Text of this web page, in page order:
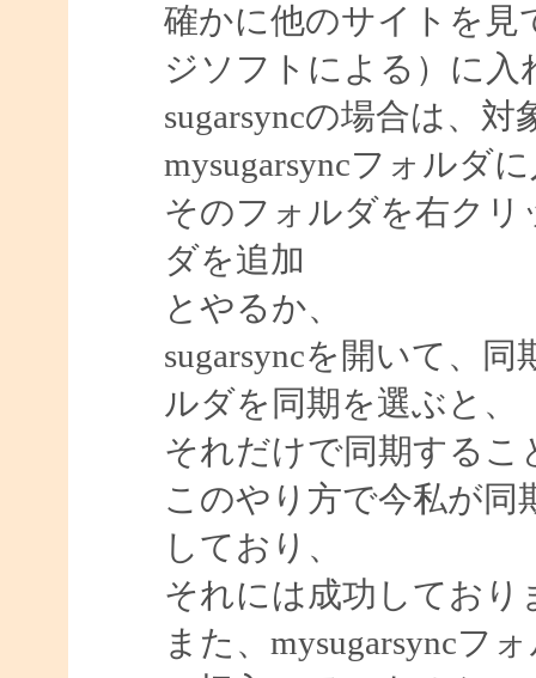
確かに他のサイトを見
ジソフトによる）に
sugarsyncの場合は、
mysugarsyncフォルダ
そのフォルダを右クリ
ダを追加
とやるか、
sugarsyncを開いて、
ルダを同期を選ぶと、
それだけで同期するこ
このやり方で今私が
しており、
それには成功しており
また、mysugarsyncフ